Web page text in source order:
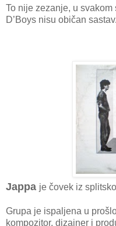
To nije zezanje, u
D’Boys nisu običan sastav.
Jappa je čovek iz
Grupa je ispaljena u
kompozitor, dizajner i